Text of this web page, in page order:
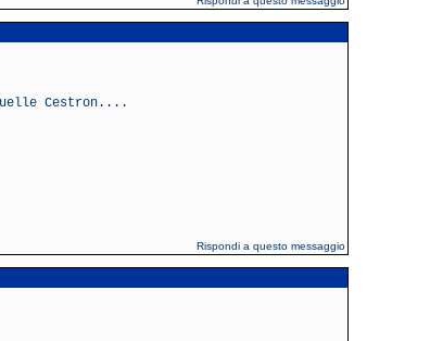
Cestron....
Rispondi a questo messaggio